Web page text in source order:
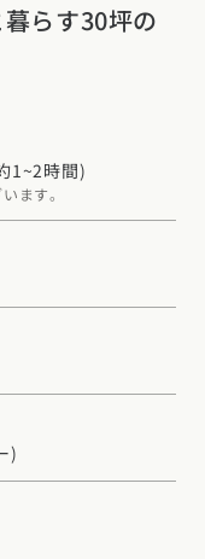
暮らす30坪の
1~2時間)
ます。
)